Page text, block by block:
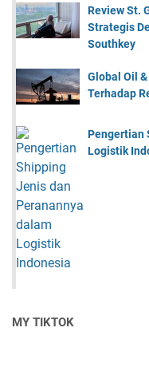
Review St.
Strategis
Southkey
Global Oil
Terhadap
Pengertian
Logistik
MY TIKTOK